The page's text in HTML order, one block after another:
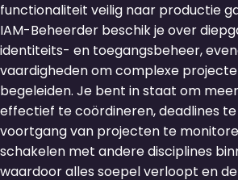
functionaliteit veilig naar productie
IAM-Beheerder beschik je over
identiteits- en toegangsbeheer,
vaardigheden om complexe
begeleiden. Je bent in staat om
effectief te coördineren, deadlines
voortgang van projecten te
schakelen met andere disciplines
waardoor alles soepel verloopt en